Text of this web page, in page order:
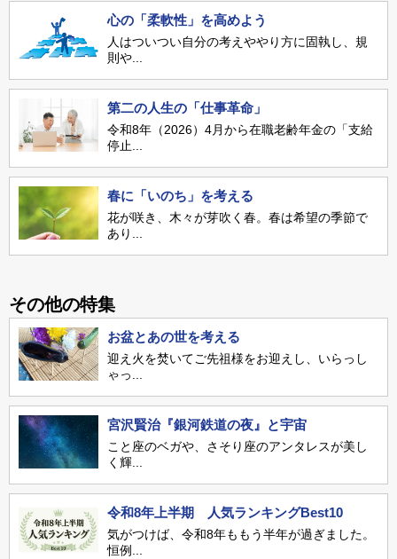
心の「柔軟性」を高めよう
人はついつい自分の考えややり方に固執し、規
則や...
第二の人生の「仕事革命」
令和8年（2026）4月から在職老齢年金の「支給
停止...
春に「いのち」を考える
花が咲き、木々が芽吹く春。春は希望の季節で
あり...
その他の特集
お盆とあの世を考える
迎え火を焚いてご先祖様をお迎えし、いらっし
ゃっ...
宮沢賢治『銀河鉄道の夜』と宇宙
こと座のベガや、さそり座のアンタレスが美し
く輝...
令和8年上半期 人気ランキングBest10
気がつけば、令和8年ももう半年が過ぎました。
恒例...